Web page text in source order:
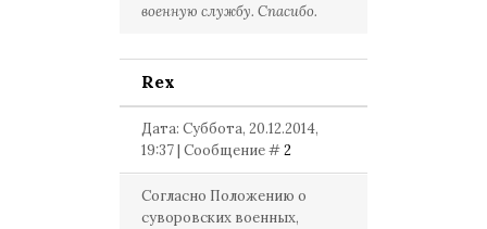
военную службу. Спасибо.
Rex
Дата: Суббота, 20.12.2014,
19:37 | Сообщение #2
Согласно Положению о
суворовских военных,